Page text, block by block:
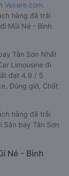
Vexere.com.
hàng đã trải
Mũi Né - Bình
Tân Sơn Nhất
Limousine đi
đạt 4.9 / 5
Đúng giờ, Chất
hàng đã trải
Sân bay Tân Sơn
Né - Bình